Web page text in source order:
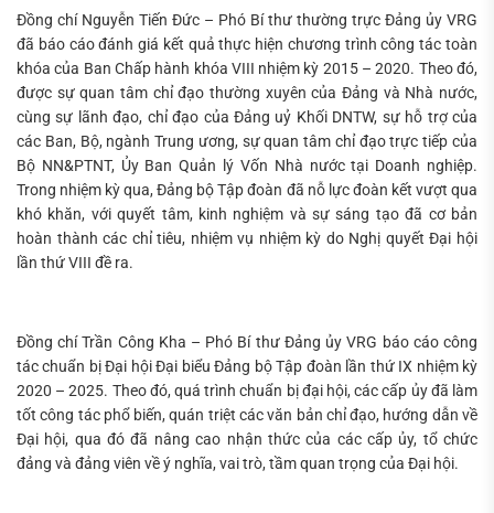
Đồng chí Nguyễn Tiến Đức – Phó Bí thư thường trực Đảng ủy VRG
đã báo cáo đánh giá kết quả thực hiện chương trình công tác toàn
khóa của Ban Chấp hành khóa VIII nhiệm kỳ 2015 – 2020. Theo đó,
được sự quan tâm chỉ đạo thường xuyên của Đảng và Nhà nước,
cùng sự lãnh đạo, chỉ đạo của Đảng uỷ Khối DNTW, sự hỗ trợ của
các Ban, Bộ, ngành Trung ương, sự quan tâm chỉ đạo trực tiếp của
Bộ NN&PTNT, Ủy Ban Quản lý Vốn Nhà nước tại Doanh nghiệp.
Trong nhiệm kỳ qua, Đảng bộ Tập đoàn đã nỗ lực đoàn kết vượt qua
khó khăn, với quyết tâm, kinh nghiệm và sự sáng tạo đã cơ bản
hoàn thành các chỉ tiêu, nhiệm vụ nhiệm kỳ do Nghị quyết Đại hội
lần thứ VIII đề ra.
Đồng chí Trần Công Kha – Phó Bí thư Đảng ủy VRG báo cáo công
tác chuẩn bị Đại hội Đại biểu Đảng bộ Tập đoàn lần thứ IX nhiệm kỳ
2020 – 2025. Theo đó, quá trình chuẩn bị đại hội, các cấp ủy đã làm
tốt công tác phổ biến, quán triệt các văn bản chỉ đạo, hướng dẫn về
Đại hội, qua đó đã nâng cao nhận thức của các cấp ủy, tổ chức
đảng và đảng viên về ý nghĩa, vai trò, tầm quan trọng của Đại hội.